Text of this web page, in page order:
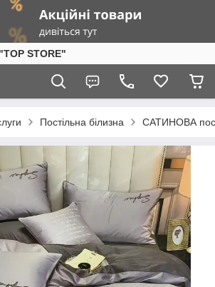
STORE"
Постільна білизна САТИНОВА